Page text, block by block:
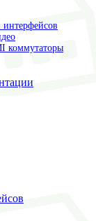
интерфейсов
коммутаторы